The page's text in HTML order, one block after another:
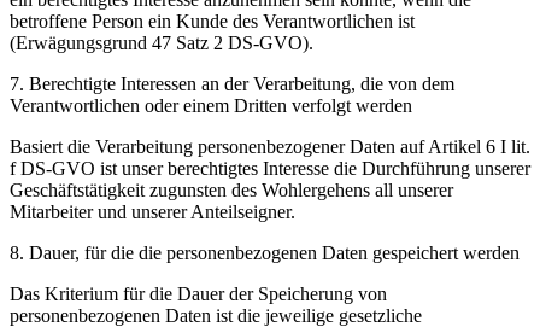
betroffene Person ein Kunde des Verantwortlichen ist
(Erwägungsgrund 47 Satz 2 DS-GVO).
7. Berechtigte Interessen an der Verarbeitung, die von dem
Verantwortlichen oder einem Dritten verfolgt werden
Basiert die Verarbeitung personenbezogener Daten auf Artikel 6 I lit.
f DS-GVO ist unser berechtigtes Interesse die Durchführung unserer
Geschäftstätigkeit zugunsten des Wohlergehens all unserer
Mitarbeiter und unserer Anteilseigner.
8. Dauer, für die die personenbezogenen Daten gespeichert werden
Das Kriterium für die Dauer der Speicherung von
personenbezogenen Daten ist die jeweilige gesetzliche